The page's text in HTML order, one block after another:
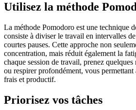
Utilisez la méthode
La méthode Pomodoro est une technique
consiste à diviser le travail en intervalles de
courtes pauses. Cette approche non
concentration, mais réduit également la
chaque session de travail, prenez
ou respirer profondément, vous permettant
frais et productif.
Priorisez vos tâches